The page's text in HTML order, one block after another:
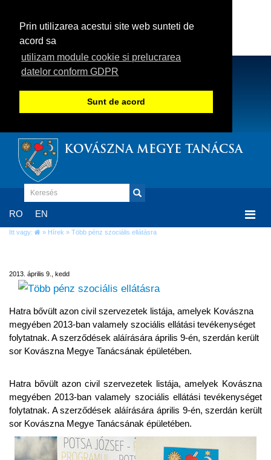
Prin utilizarea acestui site web sunteti de
acord sa
utilizam module cookie si prelucrarea
datelor conform GDPR
Sunt de acord
KOVÁSZNA MEGYE TANÁCSA
RO EN
Itt vagy: » Hírek » Több pénz szociális ellátásra
2013. április 9., kedd
Hatra bővült azon civil szervezetek listája, amelyek Kovászna
megyében 2013-ban valamely szociális ellátási tevékenységet
folytatnak. A szerződések aláírására április 9-én, szerdán került
sor Kovászna Megye Tanácsának épületében.
Hatra bővült azon civil szervezetek listája, amelyek Kovászna
megyében 2013-ban valamely szociális ellátási tevékenységet
folytatnak. A szerződések aláírására április 9-én, szerdán került
sor Kovászna Megye Tanácsának épületében.